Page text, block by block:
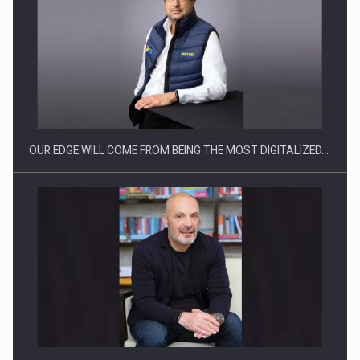
Producatorii si comerciantii care nu se supun noilor
Proteinmaxxing and the Future of Protein Demand
OUR EDGE WILL COME FROM BEING THE MOST DIGITALIZED…